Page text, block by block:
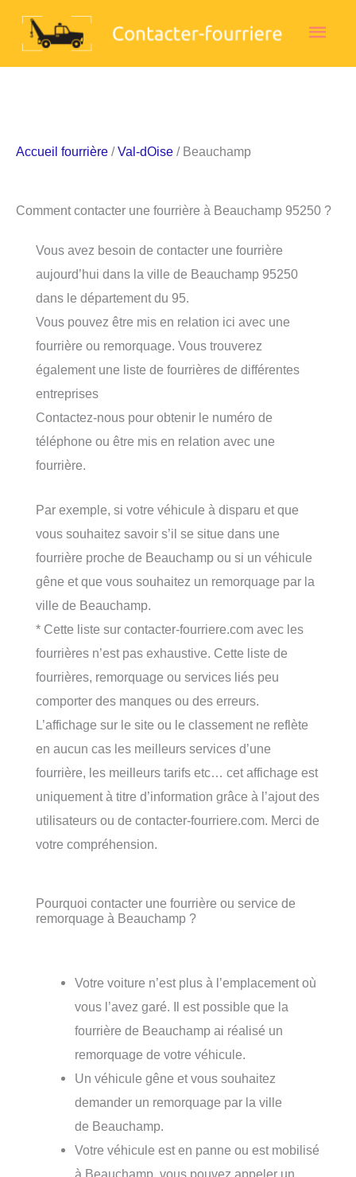
Accueil fourrière /Val-dOise / Beauchamp
Comment contacter une fourrière à Beauchamp 95250 ?
Vous avez besoin de contacter une fourrière
aujourd’hui dans la ville de Beauchamp 95250
dans le département du 95.
Vous pouvez être mis en relation ici avec une
fourrière ou remorquage. Vous trouverez
également une liste de fourrières de différentes
entreprises
Contactez-nous pour obtenir le numéro de
téléphone ou être mis en relation avec une
fourrière.
Par exemple, si votre véhicule à disparu et que
vous souhaitez savoir s’il se situe dans une
fourrière proche de Beauchamp ou si un véhicule
gêne et que vous souhaitez un remorquage par la
ville de Beauchamp.
* Cette liste sur contacter-fourriere.com avec les
fourrières n’est pas exhaustive. Cette liste de
fourrières, remorquage ou services liés peu
comporter des manques ou des erreurs.
L’affichage sur le site ou le classement ne reflète
en aucun cas les meilleurs services d’une
fourrière, les meilleurs tarifs etc… cet affichage est
uniquement à titre d’information grâce à l’ajout des
utilisateurs ou de contacter-fourriere.com. Merci de
votre compréhension.
Pourquoi contacter une fourrière ou service de
remorquage à Beauchamp ?
Votre voiture n’est plus à l’emplacement où
vous l’avez garé. Il est possible que la
fourrière de Beauchamp ai réalisé un
remorquage de votre véhicule.
Un véhicule gêne et vous souhaitez
demander un remorquage par la ville
de Beauchamp.
Votre véhicule est en panne ou est mobilisé
à Beauchamp, vous pouvez appeler un